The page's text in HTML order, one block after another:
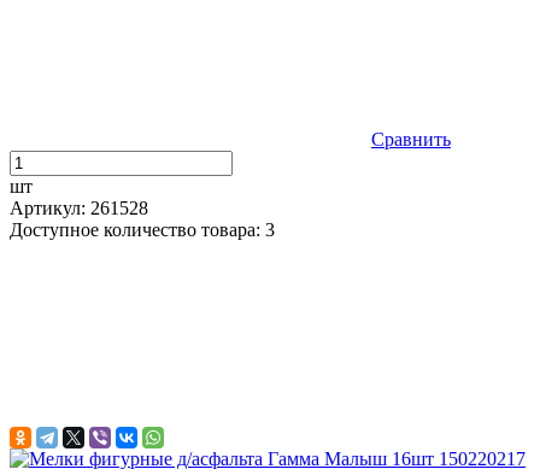
Сравнить
шт
Артикул: 261528
Доступное количество товара: 3